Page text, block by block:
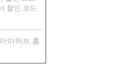
할인 코드
이허브 홈